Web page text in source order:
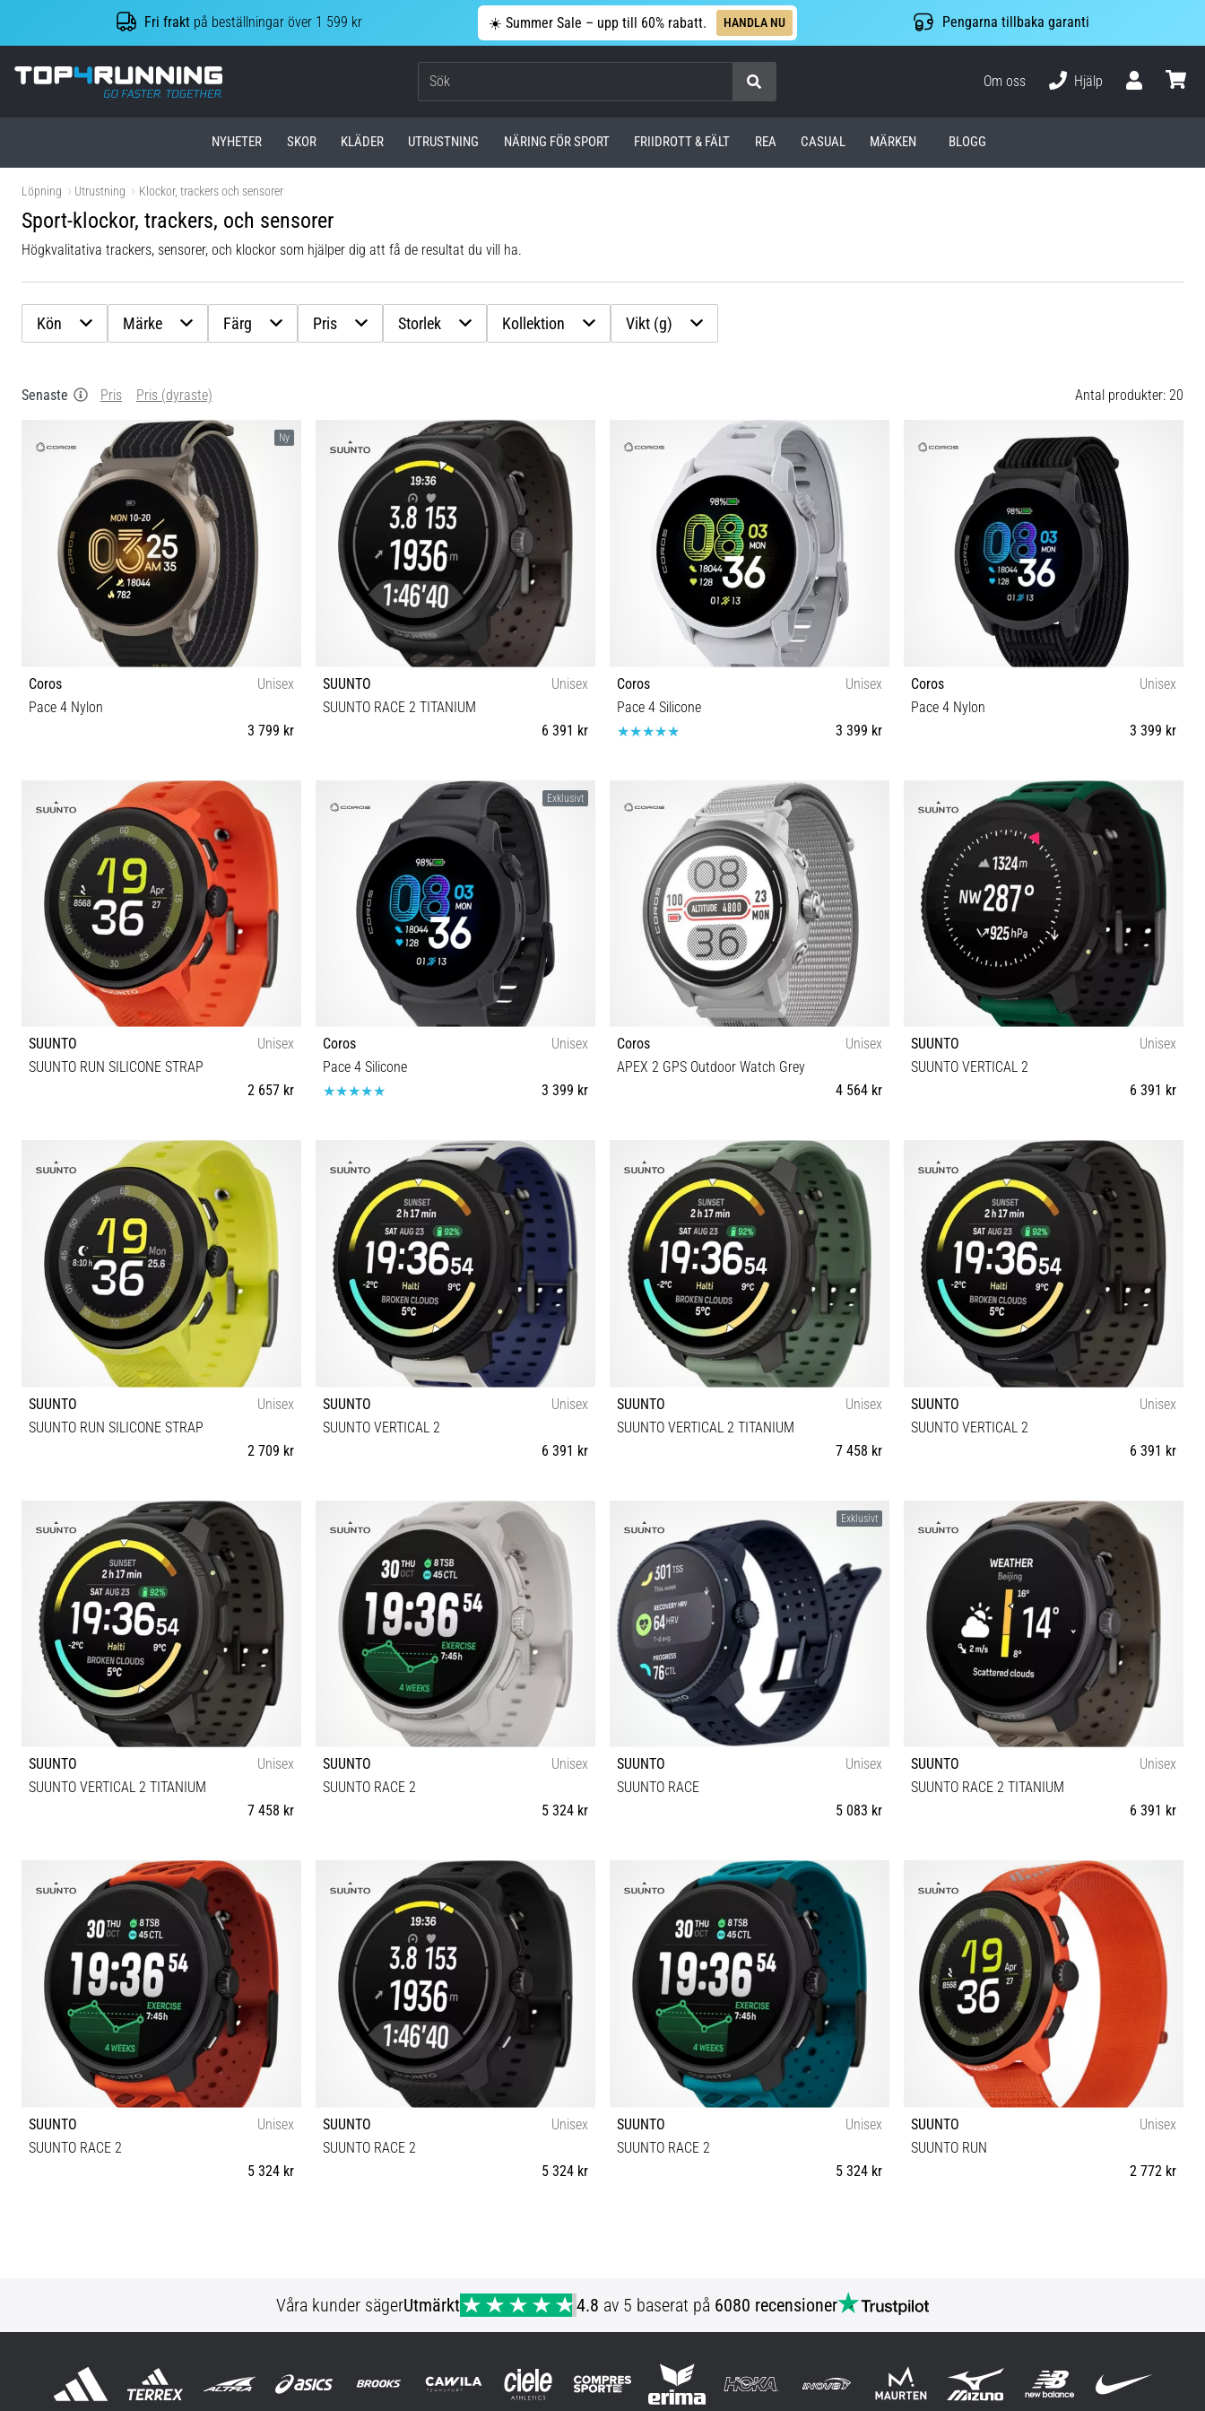
Fri frakt på beställningar över 1 599 kr ☀️ Summer Sale – upp till 60% rabatt. HANDLA NU Pengarna tillbaka garanti
Top4Running.se
Om oss
Hjälp
NYHETER SKOR KLÄDER UTRUSTNING NÄRING FÖR SPORT FRIIDROTT & FÄLT REA CASUAL MÄRKEN BLOGG
Löpning Utrustning Klockor, trackers och sensorer
Sport-klockor, trackers, och sensorer
Högkvalitativa trackers, sensorer, och klockor som hjälper dig att få de resultat du vill ha.
Kön Märke Färg Pris Storlek Kollektion Vikt (g)
Senaste Pris Pris (dyraste) Antal produkter: 20
Ny
Coros
Unisex
Pace 4 Nylon
3 799 kr
Universell storlek
SUUNTO
Unisex
SUUNTO RACE 2 TITANIUM
6 391 kr
Universell storlek
Coros
Unisex
Pace 4 Silicone
3 399 kr
Universell storlek
Coros
Unisex
Pace 4 Nylon
3 399 kr
OS
SUUNTO
Unisex
SUUNTO RUN SILICONE STRAP
2 657 kr
Universell storlek
Exklusivt
Coros
Unisex
Pace 4 Silicone
3 399 kr
OS
Coros
Unisex
APEX 2 GPS Outdoor Watch Grey
4 564 kr
Universell storlek
SUUNTO
Unisex
SUUNTO VERTICAL 2
6 391 kr
Universell storlek
SUUNTO
Unisex
SUUNTO RUN SILICONE STRAP
2 709 kr
Universell storlek
SUUNTO
Unisex
SUUNTO VERTICAL 2
6 391 kr
Universell storlek
SUUNTO
Unisex
SUUNTO VERTICAL 2 TITANIUM
7 458 kr
SUUNTO
Unisex
SUUNTO VERTICAL 2
6 391 kr
Universell storlek
SUUNTO
Unisex
SUUNTO VERTICAL 2 TITANIUM
7 458 kr
Universell storlek
SUUNTO
Unisex
SUUNTO RACE 2
5 324 kr
Universell storlek
Exklusivt
SUUNTO
Unisex
SUUNTO RACE
5 083 kr
Universell storlek
SUUNTO
Unisex
SUUNTO RACE 2 TITANIUM
6 391 kr
Universell storlek
SUUNTO
Unisex
SUUNTO RACE 2
5 324 kr
SUUNTO
Unisex
SUUNTO RACE 2
5 324 kr
SUUNTO
Unisex
SUUNTO RACE 2
5 324 kr
SUUNTO
Unisex
SUUNTO RUN
2 772 kr
Våra kunder sägerUtmärkt 4.8 av 5 baserat på 6080 recensioner